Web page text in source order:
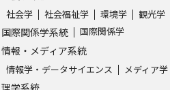
社会学 社会福祉学 環境学 観光学
国際関係学系統 国際関係学
情報・メディア系統
情報学・データサイエンス メディア学
理学系統